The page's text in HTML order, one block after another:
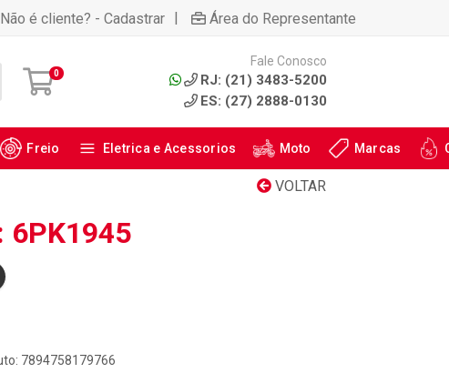
Não é cliente? - Cadastrar | Área do Representante
0
Fale Conosco
RJ: (21) 3483-5200
ES: (27) 2888-0130
Freio Eletrica e Acessorios Moto Marcas
VOLTAR
6PK1945
7894758179766